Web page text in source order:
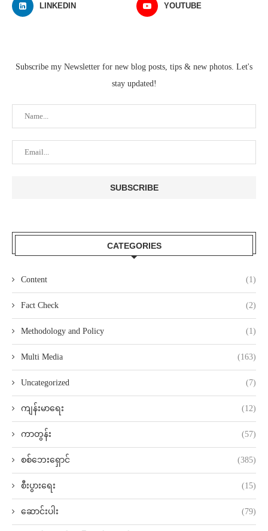
LINKEDIN YOUTUBE
Subscribe my Newsletter for new blog posts, tips & new photos. Let's
stay updated!
CATEGORIES
Content (1)
Fact Check (2)
Methodology and Policy (1)
Multi Media (163)
Uncategorized (7)
ကျန်းမာရေး (12)
ကာတွန်း (57)
စစ်ဘေးရှောင် (385)
စီးပွားရေး (15)
ဆောင်းပါး (79)